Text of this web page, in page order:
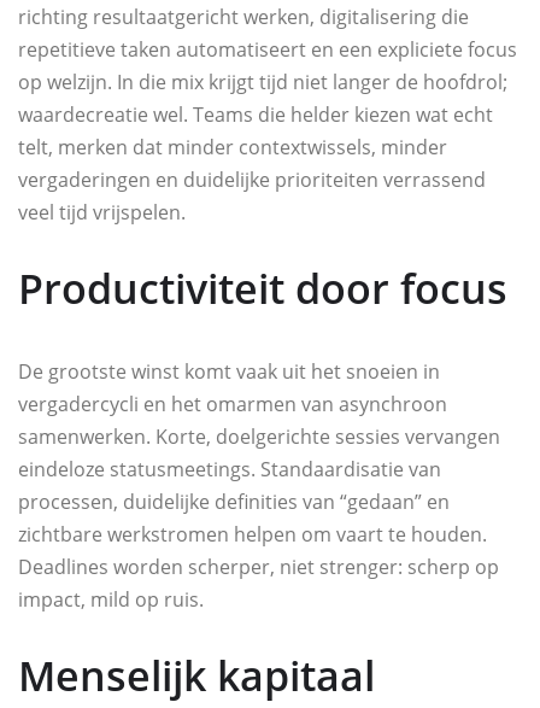
richting resultaatgericht werken, digitalisering die
repetitieve taken automatiseert en een expliciete focus
op welzijn. In die mix krijgt tijd niet langer de hoofdrol;
waardecreatie wel. Teams die helder kiezen wat echt
telt, merken dat minder contextwissels, minder
vergaderingen en duidelijke prioriteiten verrassend
veel tijd vrijspelen.
Productiviteit door focus
De grootste winst komt vaak uit het snoeien in
vergadercycli en het omarmen van asynchroon
samenwerken. Korte, doelgerichte sessies vervangen
eindeloze statusmeetings. Standaardisatie van
processen, duidelijke definities van “gedaan” en
zichtbare werkstromen helpen om vaart te houden.
Deadlines worden scherper, niet strenger: scherp op
impact, mild op ruis.
Menselijk kapitaal